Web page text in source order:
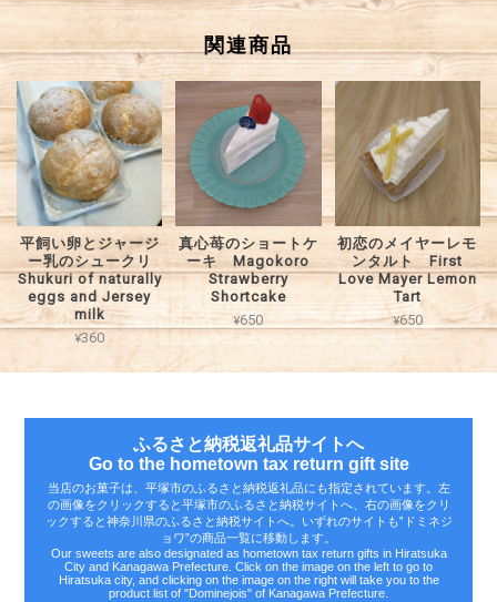
関連商品
平飼い卵とジャージ
ー乳のシュークリ
Shukuri of naturally
eggs and Jersey
milk
¥360
真心苺のショートケ
ーキ Magokoro
Strawberry
Shortcake
¥650
初恋のメイヤーレモ
ンタルト First
Love Mayer Lemon
Tart
¥650
ふるさと納税返礼品サイトへ
Go to the hometown tax return gift site
当店のお菓子は、平塚市のふるさと納税返礼品にも指定されています。左
の画像をクリックすると平塚市のふるさと納税サイトへ、右の画像をクリ
ックすると神奈川県のふるさと納税サイトへ。いずれのサイトも‟ドミネジ
ョワ”の商品一覧に移動します。
Our sweets are also designated as hometown tax return gifts in Hiratsuka
City and Kanagawa Prefecture. Click on the image on the left to go to
Hiratsuka city, and clicking on the image on the right will take you to the
product list of "Dominejois" of Kanagawa Prefecture.